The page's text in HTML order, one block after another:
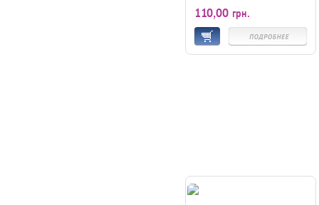
110,00 грн.